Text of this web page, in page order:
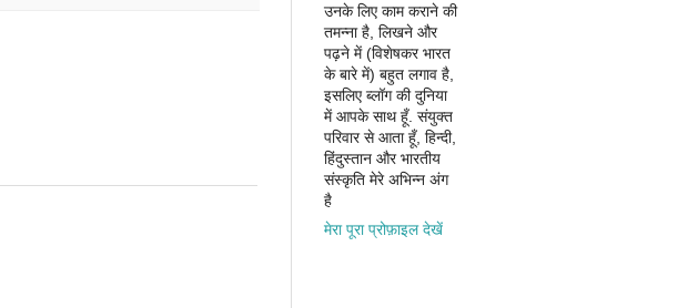
उनके लिए काम कराने की
तमन्ना है, लिखने और
पढ़ने में (विशेषकर भारत
के बारे में) बहुत लगाव है,
इसलिए ब्लॉग की दुनिया
में आपके साथ हूँ. संयुक्त
परिवार से आता हूँ, हिन्दी,
हिंदुस्तान और भारतीय
संस्कृति मेरे अभिन्न अंग
है
मेरा पूरा प्रोफ़ाइल देखें